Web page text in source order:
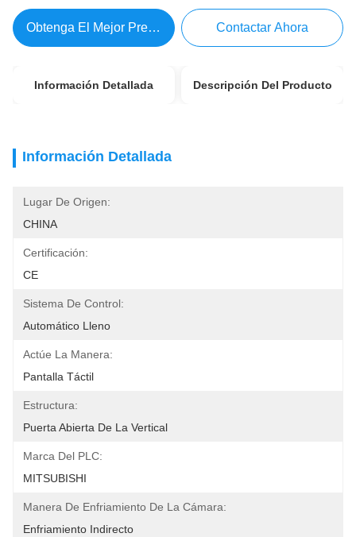
Obtenga El Mejor Precio Contactar Ahora
Información Detallada Descripción Del Producto
Información Detallada
Lugar De Origen:
CHINA
Certificación:
CE
Sistema De Control:
Automático Lleno
Actúe La Manera:
Pantalla Táctil
Estructura:
Puerta Abierta De La Vertical
Marca Del PLC:
MITSUBISHI
Manera De Enfriamiento De La Cámara:
Enfriamiento Indirecto